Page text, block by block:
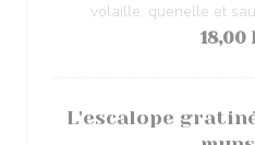
volaille, quenelle et
18,00
L'escalope